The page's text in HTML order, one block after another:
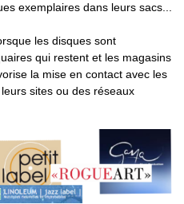
exemplaires dans leurs sacs...
les disques sont
qui restent et les magasins
la mise en contact avec les
sites ou des réseaux